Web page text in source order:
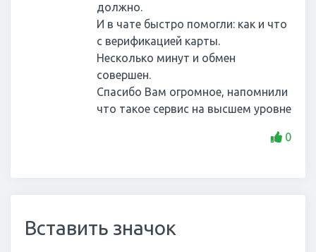
должно.
И в чате быстро помогли: как и что
с верификацией карты.
Несколько минут и обмен
совершен.
Спасибо Вам огромное, напомнили
что такое сервис на высшем уровне
0
Вставить значок